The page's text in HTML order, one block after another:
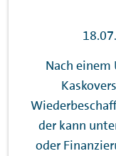
Nach
der kann
oder